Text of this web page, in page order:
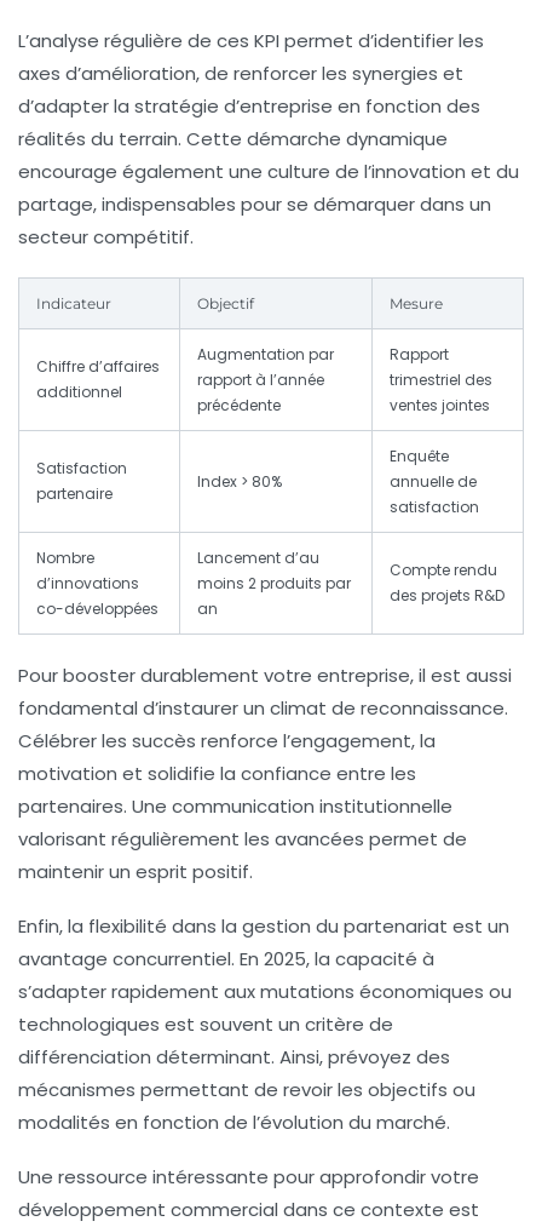
L’analyse régulière de ces KPI permet d’identifier les
axes d’amélioration, de renforcer les synergies et
d’adapter la stratégie d’entreprise en fonction des
réalités du terrain. Cette démarche dynamique
encourage également une culture de l’innovation et du
partage, indispensables pour se démarquer dans un
secteur compétitif.
Indicateur Objectif Mesure
Chiffre d’affaires
additionnel
Augmentation par
rapport à l’année
précédente
Rapport
trimestriel des
ventes jointes
Satisfaction
partenaire
Index > 80%
Enquête
annuelle de
satisfaction
Nombre
d’innovations
co-développées
Lancement d’au
moins 2 produits par
an
Compte rendu
des projets R&D
Pour booster durablement votre entreprise, il est aussi
fondamental d’instaurer un climat de reconnaissance.
Célébrer les succès renforce l’engagement, la
motivation et solidifie la confiance entre les
partenaires. Une communication institutionnelle
valorisant régulièrement les avancées permet de
maintenir un esprit positif.
Enfin, la flexibilité dans la gestion du partenariat est un
avantage concurrentiel. En 2025, la capacité à
s’adapter rapidement aux mutations économiques ou
technologiques est souvent un critère de
différenciation déterminant. Ainsi, prévoyez des
mécanismes permettant de revoir les objectifs ou
modalités en fonction de l’évolution du marché.
Une ressource intéressante pour approfondir votre
développement commercial dans ce contexte est